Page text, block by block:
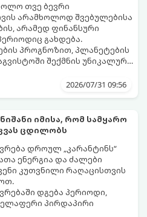
თვე ბევრი
არამხოლოდ შვებულებისა
არამედ ფინანსური
გახდება.
პროგნოზით, პლანეტების
შექმნის უნიკალურ
ფინანსური წარმატების
აგვისტოში ფინანსური
2026/07/31 09:56
იმისა, რომ სამყარო
ცდილობს
დროულ „კარანტინს“
ენერგია და ძალები
კუთვნილი რაღაცისთვის
დგება პერიოდი,
პირდაპირი